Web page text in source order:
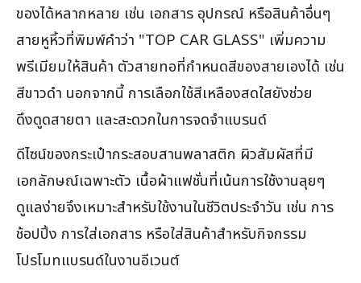
ของได้หลากหลาย เช่น เอกสาร อุปกรณ์ หรือสินค้าอื่นๆ
สายหูหิ้วที่พิมพ์คำว่า "TOP CAR GLASS" เพิ่มความ
พรีเมียมให้สินค้า ตัวสายทอที่กำหนดสีของสายเองได้ เช่น
สีขาวดำ นอกจากนี้ การเลือกใช้สีเหลืองสดใสยังช่วย
ดึงดูดสายตา และสะดวกในการจดจำแบรนด์
ดีไซน์ของกระเป๋ากระสอบสานพลาสติก ผิวสัมผัสที่มี
เอกลักษณ์เฉพาะตัว เนื้อผ้าแฟชั่นที่เน้นการใช้งานลุยๆ
ดูแลง่ายจึงเหมาะสำหรับใช้งานในชีวิตประจำวัน เช่น การ
ช้อปปิ้ง การใส่เอกสาร หรือใส่สินค้าสำหรับกิจกรรม
โปรโมทแบรนด์ในงานอีเวนต์